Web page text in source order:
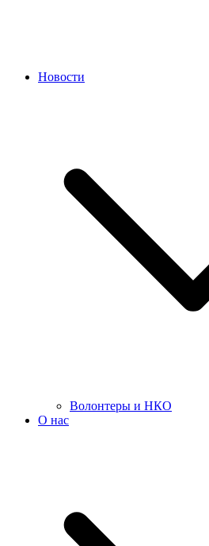
Новости
Волонтеры и НКО
О нас